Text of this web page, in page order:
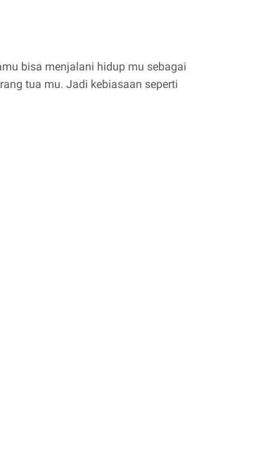
bisa menjalani hidup mu sebagai
tua mu. Jadi kebiasaan seperti